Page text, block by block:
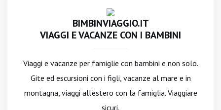
BIMBINVIAGGIO.IT
VIAGGI E VACANZE CON I BAMBINI
Viaggi e vacanze per famiglie con bambini e non solo.
Gite ed escursioni con i figli, vacanze al mare e in
montagna, viaggi all'estero con la famiglia. Viaggiare
sicuri.